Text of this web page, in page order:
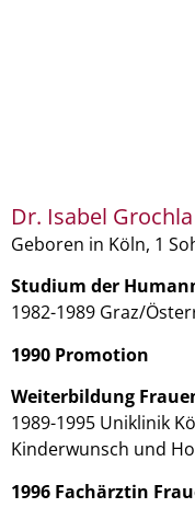
Dr. Isabel Grochla
Geboren in Köln, 1
Studium der
1982-1989 Graz/
1990 Promotion
Weiterbildung
1989-1995 Uniklinik
Kinderwunsch und
1996 Fachärztin